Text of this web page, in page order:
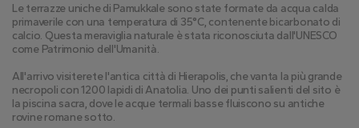
Le terrazze uniche di Pamukkale sono state formate da acqua calda
primaverile con una temperatura di 35°C, contenente bicarbonato di
calcio. Questa meraviglia naturale è stata riconosciuta dall'UNESCO
come Patrimonio dell'Umanità.
All'arrivo visiterete l'antica città di Hierapolis, che vanta la più grande
necropoli con 1200 lapidi di Anatolia. Uno dei punti salienti del sito è
la piscina sacra, dove le acque termali basse fluiscono su antiche
rovine romane sotto.